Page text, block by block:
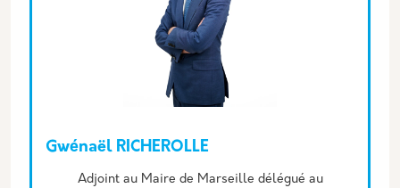
Gwénaël RICHEROLLE
Description
Adjoint au Maire de Marseille délégué au